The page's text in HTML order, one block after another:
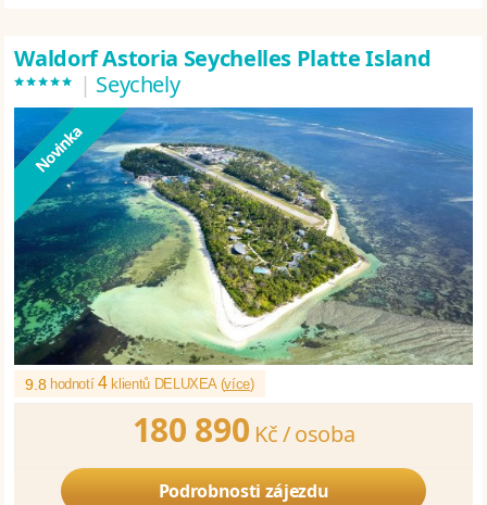
Waldorf Astoria Seychelles Platte Island
***** | Seychely
9.8 hodnotí4klientů DELUXEA (více)
180 890 Kč /osoba
Podrobnosti zájezdu